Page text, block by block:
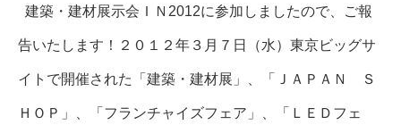
建築・建材展示会ＩＮ2012に参加しましたので、ご報
告いたします！２０１２年３月７日（水）東京ビッグサ
イトで開催された「建築・建材展」、「ＪＡＰＡＮ Ｓ
ＨＯＰ」、「フランチャイズフェア」、「ＬＥＤフェ